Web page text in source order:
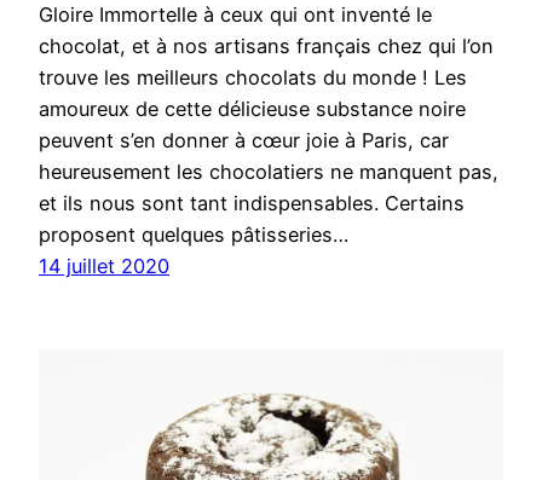
Gloire Immortelle à ceux qui ont inventé le
chocolat, et à nos artisans français chez qui l’on
trouve les meilleurs chocolats du monde ! Les
amoureux de cette délicieuse substance noire
peuvent s’en donner à cœur joie à Paris, car
heureusement les chocolatiers ne manquent pas,
et ils nous sont tant indispensables. Certains
proposent quelques pâtisseries…
14 juillet 2020